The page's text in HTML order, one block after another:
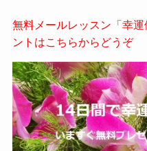
無料メールレッスン「幸
ントはこちらからどうぞ